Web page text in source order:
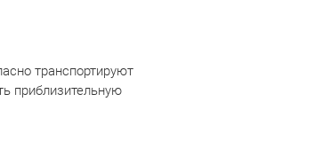
транспортируют
приблизительную